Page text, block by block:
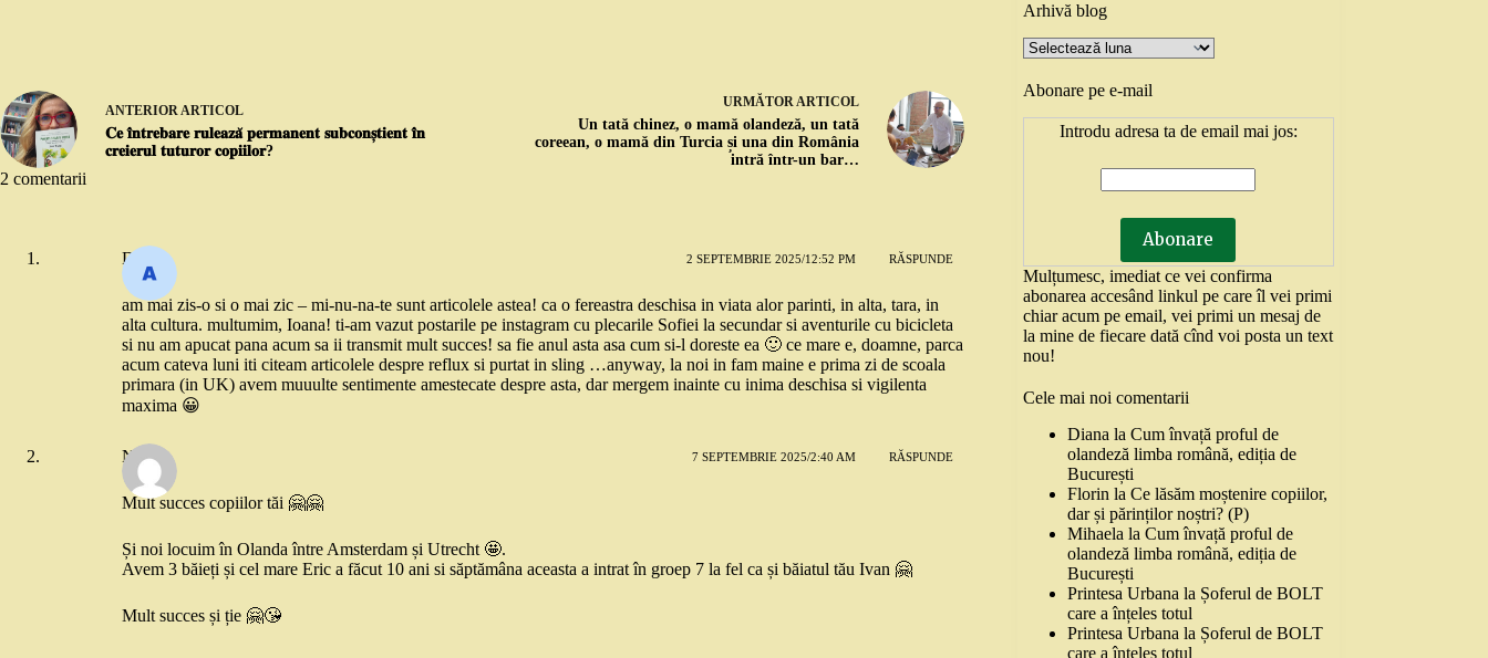
ANTERIOR ARTICOL
𝐂𝐞 𝐢̂𝐧𝐭𝐫𝐞𝐛𝐚𝐫𝐞 𝐫𝐮𝐥𝐞𝐚𝐳𝐚̆ 𝐩𝐞𝐫𝐦𝐚𝐧𝐞𝐧𝐭 𝐬𝐮𝐛𝐜𝐨𝐧𝐬̦𝐭𝐢𝐞𝐧𝐭 𝐢̂𝐧
𝐜𝐫𝐞𝐢𝐞𝐫𝐮𝐥 𝐭𝐮𝐭𝐮𝐫𝐨𝐫 𝐜𝐨𝐩𝐢𝐢𝐥𝐨𝐫?
URMĂTOR ARTICOL
Un tată chinez, o mamă olandeză, un tată
coreean, o mamă din Turcia și una din România
intră într-un bar…
2 comentarii
Diana 2 SEPTEMBRIE 2025/12:52 PM RĂSPUNDE
am mai zis-o si o mai zic – mi-nu-na-te sunt articolele astea! ca o fereastra deschisa in viata alor parinti, in alta, tara, in
alta cultura. multumim, Ioana! ti-am vazut postarile pe instagram cu plecarile Sofiei la secundar si aventurile cu bicicleta
si nu am apucat pana acum sa ii transmit mult succes! sa fie anul asta asa cum si-l doreste ea 🙂 ce mare e, doamne, parca
acum cateva luni iti citeam articolele despre reflux si purtat in sling …anyway, la noi in fam maine e prima zi de scoala
primara (in UK) avem muuulte sentimente amestecate despre asta, dar mergem inainte cu inima deschisa si vigilenta
maxima 😀
Natalia 7 SEPTEMBRIE 2025/2:40 AM RĂSPUNDE
Mult succes copiilor tăi 🤗🤗
Și noi locuim în Olanda între Amsterdam și Utrecht 🤩.
Avem 3 băieți și cel mare Eric a făcut 10 ani si săptămâna aceasta a intrat în groep 7 la fel ca și băiatul tău Ivan 🤗
Mult succes și ție 🤗😘
Arhivă blog
Arhivă
blog
Abonare pe e-mail
Introdu adresa ta de email mai jos:
Mulțumesc, imediat ce vei confirma
abonarea accesând linkul pe care îl vei primi
chiar acum pe email, vei primi un mesaj de
la mine de fiecare dată cînd voi posta un text
nou!
Cele mai noi comentarii
Diana laCum învață proful de
olandeză limba română, ediția de
București
Florin laCe lăsăm moștenire copiilor,
dar și părinților noștri? (P)
Mihaela laCum învață proful de
olandeză limba română, ediția de
București
Printesa Urbana la Șoferul de BOLT
care a înțeles totul
Printesa Urbana la Șoferul de BOLT
care a înțeles totul